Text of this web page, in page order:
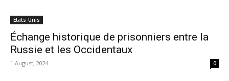
Etats-Unis
Échange historique de prisonniers entre la
Russie et les Occidentaux
1 August, 2024 0